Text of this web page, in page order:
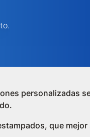
personalizadas
que mejor